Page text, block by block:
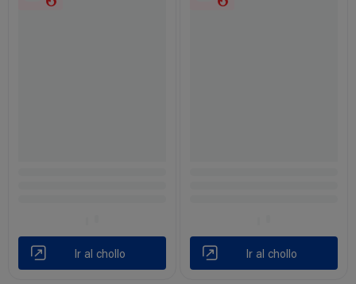
Ir al chollo Ir al chollo